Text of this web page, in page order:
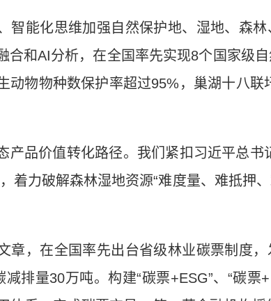
智能化思维加强自然保护地、湿地、森
合和AI分析，在全国率先实现8个国家级
动物物种数保护率超过95%，巢湖十八联
产品价值转化路径。我们紧扣习近平总书
着力破解森林湿地资源“难度量、难抵押
章，在全国率先出台省级林业碳票制度
排量30万吨。构建“碳票+ESG”、“碳票